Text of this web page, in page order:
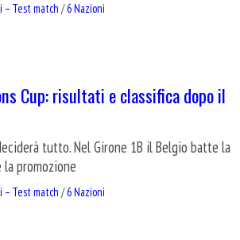
– Test match /6 Nazioni
Cup: risultati e classifica dopo il
tutto. Nel Girone 1B il Belgio batte la
promozione
– Test match /6 Nazioni